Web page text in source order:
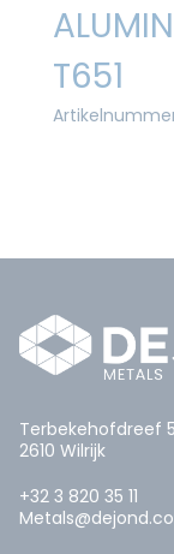
T651
Terbekehofdreef
2610 Wilrijk
+32 3 820 35 11